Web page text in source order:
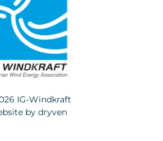
IG-Windkraft
by dryven